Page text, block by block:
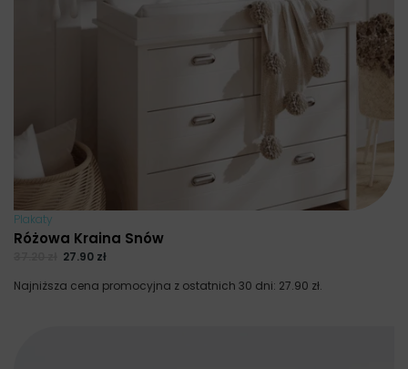
Plakaty
Różowa Kraina Snów
27.90 zł
Najniższa cena promocyjna z ostatnich 30 dni: 27.90 zł.